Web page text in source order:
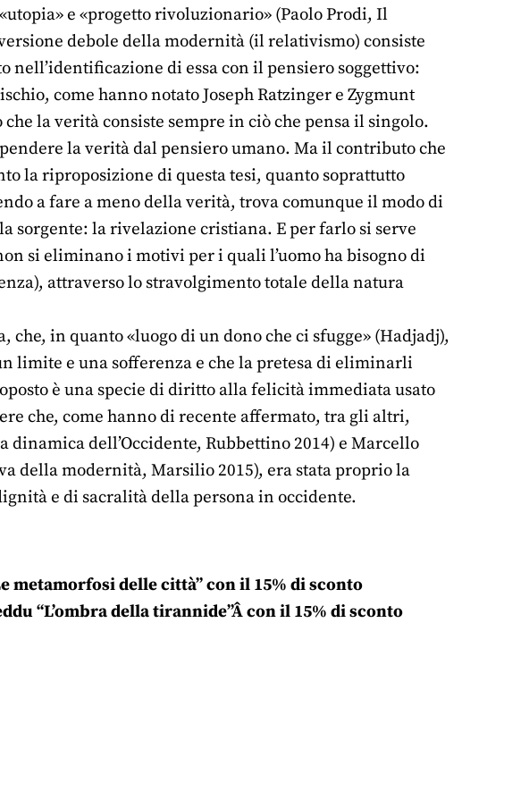
e «progetto rivoluzionario» (Paolo Prodi, Il
debole della modernità (il relativismo) consiste
di essa con il pensiero soggettivo:
come hanno notato Joseph Ratzinger e Zygmunt
la verità consiste sempre in ciò che pensa il singolo.
la verità dal pensiero umano. Ma il contributo che
la riproposizione di questa tesi, quanto soprattutto
a fare a meno della verità, trova comunque il modo di
sorgente: la rivelazione cristiana. E per farlo si serve
si eliminano i motivi per i quali l’uomo ha bisogno di
attraverso lo stravolgimento totale della natura
in quanto «luogo di un dono che ci sfugge» (Hadjadj),
limite e una sofferenza e che la pretesa di eliminarli
è una specie di diritto alla felicità immediata usato
che, come hanno di recente affermato, tra gli altri,
dell’Occidente, Rubbettino 2014) e Marcello
della modernità, Marsilio 2015), era stata proprio la
e di sacralità della persona in occidente.
delle città” con il 15% di sconto
“L’ombra della tirannide”Â con il 15% di sconto